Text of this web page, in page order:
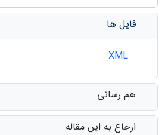
فایل ها
هم رسانی
ارجاع به این مقاله